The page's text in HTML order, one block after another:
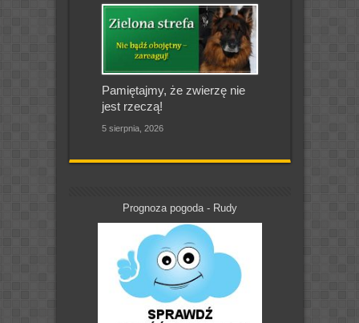
Pamiętajmy, że zwierzę nie
jest rzeczą!
5 sierpnia, 2026
Prognoza pogoda - Rudy